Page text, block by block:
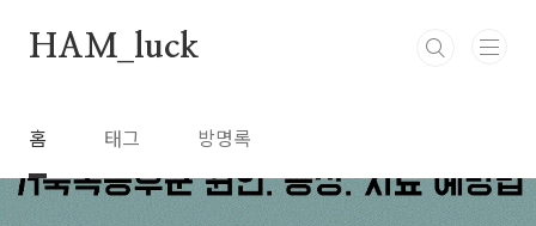
HAM_luck
홈 태그 방명록